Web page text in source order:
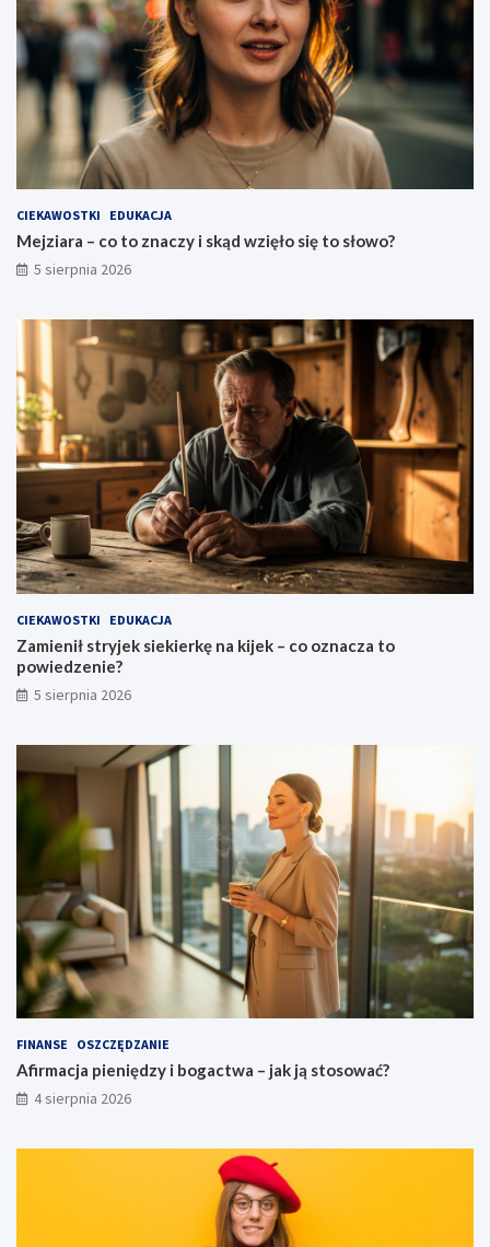
CIEKAWOSTKI EDUKACJA
Mejziara – co to znaczy i skąd wzięło się to słowo?
5 sierpnia 2026
CIEKAWOSTKI EDUKACJA
Zamienił stryjek siekierkę na kijek – co oznacza to
powiedzenie?
5 sierpnia 2026
FINANSE OSZCZĘDZANIE
Afirmacja pieniędzy i bogactwa – jak ją stosować?
4 sierpnia 2026